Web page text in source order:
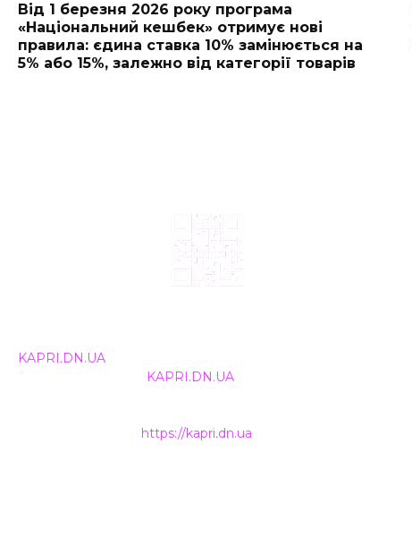
Від 1 березня 2026 року програма
«Національний кешбек» отримує нові
правила: єдина ставка 10% замінюється на
5% або 15%, залежно від категорії товарів
KAPRI.DN.UA
KAPRI.DN.UA
https://kapri.dn.ua